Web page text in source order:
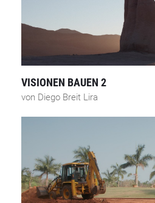
VISIONEN BAUEN 2
von Diego Breit Lira